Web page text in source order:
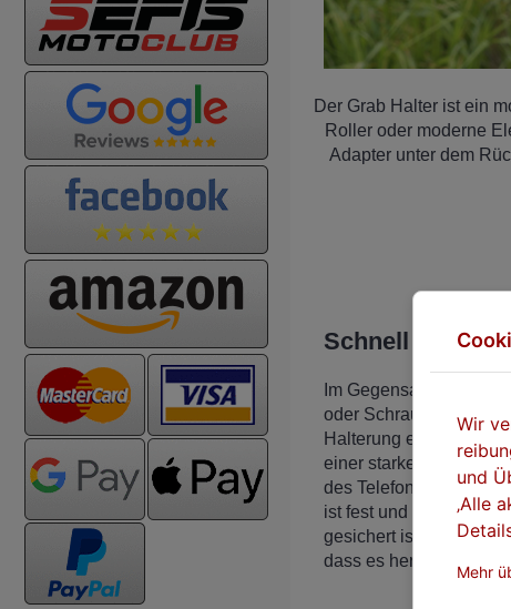
Der Grab Halter ist ein
Roller oder moderne
Adapter unter dem
Schnell und
Im Gegensatz zu
oder Schrauben
Halterung ein
einer starken Feder,
des Telefons
nur
ist fest und sicher, da
gesichert ist und auch
dass es herausfällt.
Wir
und
‚Alle
Mehr